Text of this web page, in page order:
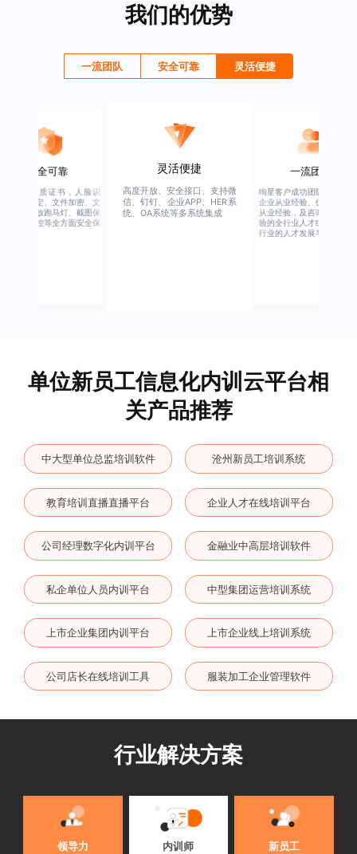
我们的优势
一流团队 安全可靠 灵活便捷
安全可靠
业权威资质证书，人脸识
、设备绑定、文件加密、文
水印、播放跑马灯、截图保
、权限管控等全方面安全保
灵活便捷
高度开放、安全接口、支持微
信、钉钉、企业APP、HER系
统、OA系统等多系统集成
一流团队
绚星客户成功团队，由有多
企业从业经验、优秀培训机
从业经验，及咨询公司从业
验的全行业人才组成，涉猎
行业的人才发展与培养模块
单位新员工信息化内训云平台相
关产品推荐
中大型单位总监培训软件 沧州新员工培训系统
教育培训直播直播平台 企业人才在线培训平台
公司经理数字化内训平台 金融业中高层培训软件
私企单位人员内训平台 中型集团运营培训系统
上市企业集团内训平台 上市企业线上培训系统
公司店长在线培训工具 服装加工企业管理软件
行业解决方案
领导力 内训师 新员工